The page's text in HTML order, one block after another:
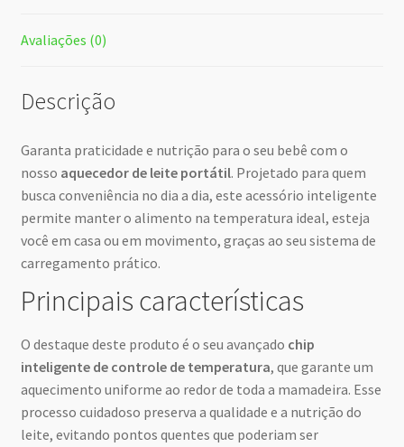
Avaliações (0)
Descrição
Garanta praticidade e nutrição para o seu bebê com o
nosso aquecedor de leite portátil. Projetado para quem
busca conveniência no dia a dia, este acessório inteligente
permite manter o alimento na temperatura ideal, esteja
você em casa ou em movimento, graças ao seu sistema de
carregamento prático.
Principais características
O destaque deste produto é o seu avançado chip
inteligente de controle de temperatura, que garante um
aquecimento uniforme ao redor de toda a mamadeira. Esse
processo cuidadoso preserva a qualidade e a nutrição do
leite, evitando pontos quentes que poderiam ser